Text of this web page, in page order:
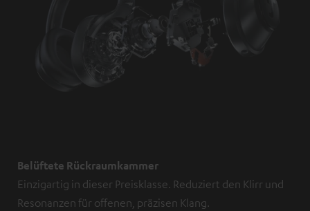
Belüftete Rückraumkammer
Einzigartig in dieser Preisklasse. Reduziert den Klirr und
Resonanzen für offenen, präzisen Klang.